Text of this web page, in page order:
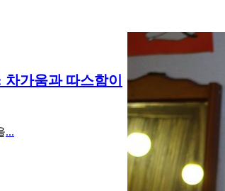
가움과 따스함이
...